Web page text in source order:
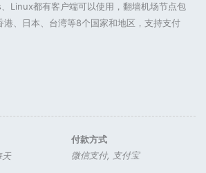
Linux都有客户端可以使用，翻墙机场节点包
、日本、台湾等8个国家和地区，支持支付
天
付款方式
微信支付, 支付宝